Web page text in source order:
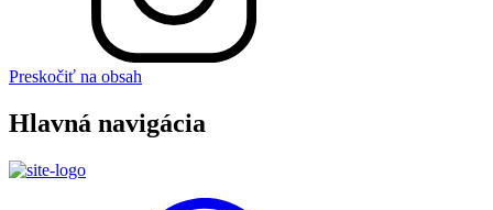
Preskočiť na obsah
Hlavná navigácia